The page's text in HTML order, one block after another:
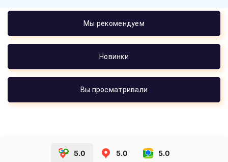
Мы рекомендуем
Новинки
Вы просматривали
5.0 5.0 5.0